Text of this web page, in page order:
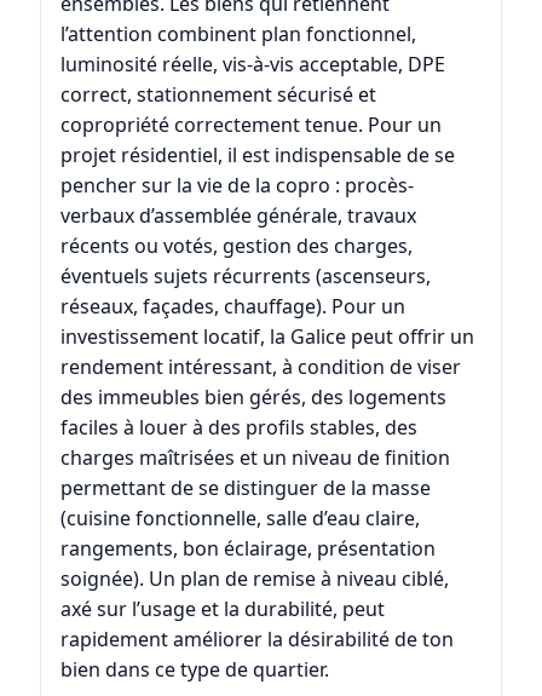
l’attention combinent plan fonctionnel,
luminosité réelle, vis-à-vis acceptable, DPE
correct, stationnement sécurisé et
copropriété correctement tenue. Pour un
projet résidentiel, il est indispensable de se
pencher sur la vie de la copro : procès-
verbaux d’assemblée générale, travaux
récents ou votés, gestion des charges,
éventuels sujets récurrents (ascenseurs,
réseaux, façades, chauffage). Pour un
investissement locatif, la Galice peut offrir un
rendement intéressant, à condition de viser
des immeubles bien gérés, des logements
faciles à louer à des profils stables, des
charges maîtrisées et un niveau de finition
permettant de se distinguer de la masse
(cuisine fonctionnelle, salle d’eau claire,
rangements, bon éclairage, présentation
soignée). Un plan de remise à niveau ciblé,
axé sur l’usage et la durabilité, peut
rapidement améliorer la désirabilité de ton
bien dans ce type de quartier.